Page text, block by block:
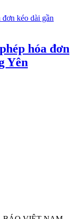
hóa đơn
Yên